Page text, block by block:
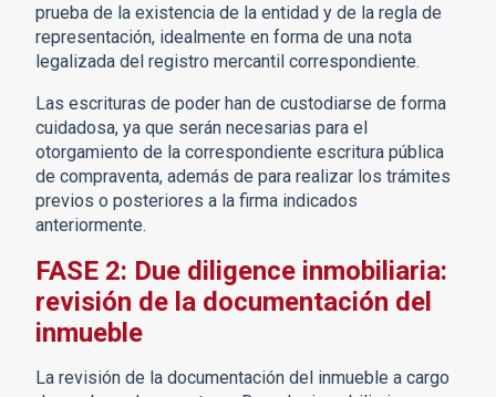
prueba de la existencia de la entidad y de la regla de
representación, idealmente en forma de una nota
legalizada del registro mercantil correspondiente.
Las escrituras de poder han de custodiarse de forma
cuidadosa, ya que serán necesarias para el
otorgamiento de la correspondiente escritura pública
de compraventa, además de para realizar los trámites
previos o posteriores a la firma indicados
anteriormente.
FASE 2: Due diligence inmobiliaria:
revisión de la documentación del
inmueble
La revisión de la documentación del inmueble a cargo